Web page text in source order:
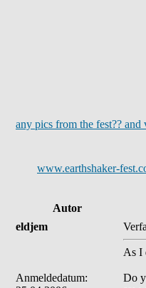
any pics from the fest?? and
www.earthshaker-
Autor
eldjem
Anmeldedatum:
As I
Do